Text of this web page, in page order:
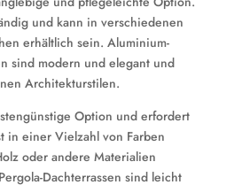
und kann in verschiedenen
erhältlich sein. Aluminium-
sind modern und elegant und
Architekturstilen.
Option und erfordert
in einer Vielzahl von Farben
oder andere Materialien
Dachterrassen sind leicht